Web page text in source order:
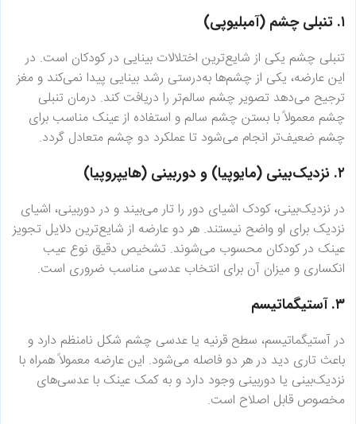
۱. تنبلی چشم (آمبلیوپی)
تنبلی چشم یکی از شایع‌ترین اختلالات بینایی در کودکان است. در
این عارضه، یکی از چشم‌ها به‌درستی رشد بینایی پیدا نمی‌کند و مغز
ترجیح می‌دهد تصویر چشم سالم‌تر را دریافت کند. درمان تنبلی
چشم معمولاً با بستن چشم سالم و استفاده از عینک مناسب برای
چشم ضعیف‌تر انجام می‌شود تا عملکرد دو چشم متعادل گردد.
۲. نزدیک‌بینی (مایوپیا) و دوربینی (هایپروپیا)
در نزدیک‌بینی، کودک اشیای دور را تار می‌بیند و در دوربینی، اشیای
نزدیک برای او واضح نیستند. هر دو عارضه از شایع‌ترین دلایل تجویز
عینک در کودکان محسوب می‌شوند. تشخیص دقیق نوع عیب
انکساری و میزان آن برای انتخاب عدسی مناسب ضروری است.
۳. آستیگماتیسم
در آستیگماتیسم، سطح قرنیه یا عدسی چشم شکل نامنظم دارد و
باعث تاری دید در هر دو فاصله می‌شود. این عارضه معمولاً همراه با
نزدیک‌بینی یا دوربینی وجود دارد و به کمک عینک با عدسی‌های
مخصوص قابل اصلاح است.